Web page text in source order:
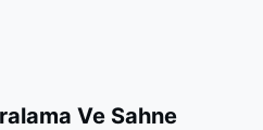
Ve Sahne